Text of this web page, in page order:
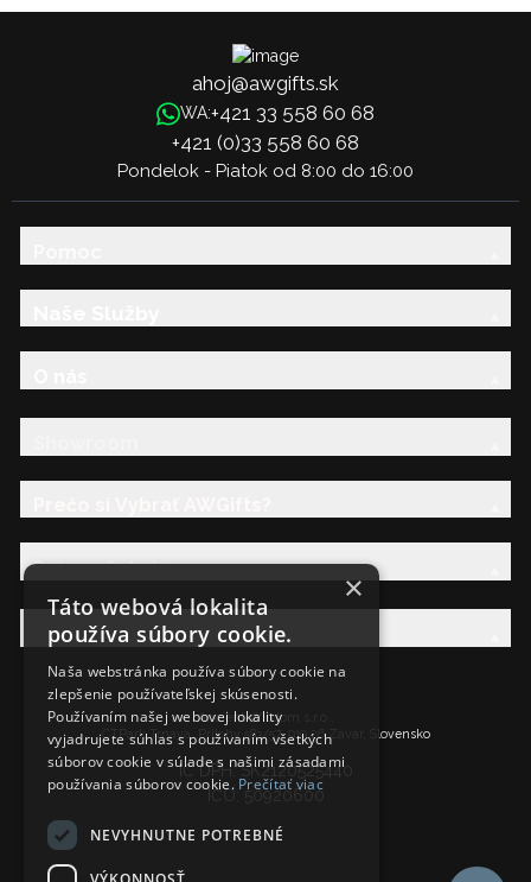
ahoj@awgifts.sk
WA:+421 33 558 60 68
+421 (0)33 558 60 68
Pondelok - Piatok od 8:00 do 16:00
Právna Sekcia
AW Rodina
Ancient Wisdom s.r.o.,
CTPark Trnava, Prílohy 583/57, 919 26 Zavar, Slovensko
IČ DPH: SK2120525440
IČO: 50920600
×
Táto webová lokalita
používa súbory cookie.
Naša webstránka používa súbory cookie na
zlepšenie používateľskej skúsenosti.
Používaním našej webovej lokality
vyjadrujete súhlas s používaním všetkých
súborov cookie v súlade s našimi zásadami
používania súborov cookie. Prečítať viac
NEVYHNUTNE POTREBNÉ